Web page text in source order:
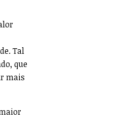
Tal
que
mais